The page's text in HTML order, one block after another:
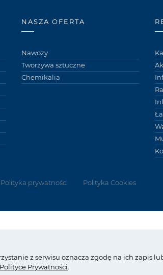
z serwisu oznacza zgodę na ich zapis
Polityce Prywatności
NASZA OFERTA
Nawozy
Tworzywa sztuczne
Chemikalia
Polityka prywatności Polityka Cookies
tarnow@grupaazoty.com
by